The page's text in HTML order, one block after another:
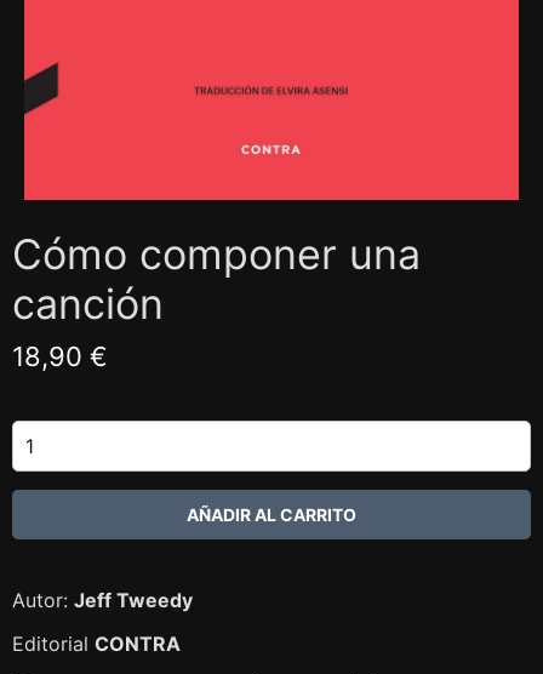
Cómo componer una
canción
18,90 €
Autor: Jeff Tweedy
Editorial CONTRA